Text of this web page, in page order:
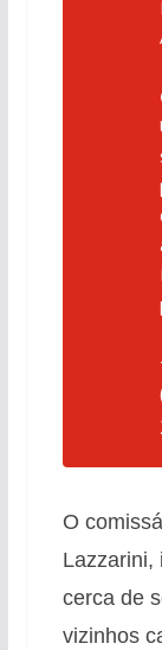
O
Lazzarini,
cerca de
vizinhos